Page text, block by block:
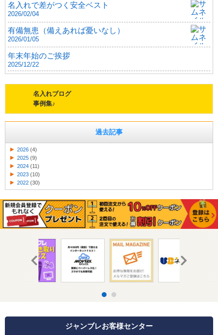
名入れで差がつく安全ベスト
2026/02/04
有備無患（備えあれば憂いなし）
2026/01/05
年末年始のご挨拶
2025/12/22
名入れブログ
事例集♪
過去記事
2026 (4)
2025 (9)
2024 (11)
2023 (10)
2022 (30)
ジャンブレお客様センター